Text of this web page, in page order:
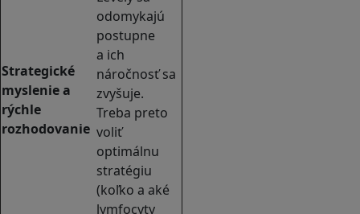
Strategické
myslenie a
rýchle
rozhodovanie
odomykajú
postupne
a ich
náročnosť sa
zvyšuje.
Treba preto
voliť
optimálnu
stratégiu
(koľko a aké
lymfocyty